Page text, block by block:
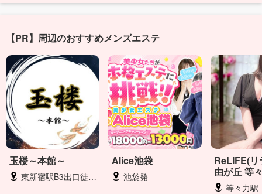
【PR】周辺のおすすめメンズエステ
玉楼～本館～
東新宿駅B3出口徒歩１~2分
Alice池袋
池袋発
ReLIFE(リ
由が丘 等
等々力駅